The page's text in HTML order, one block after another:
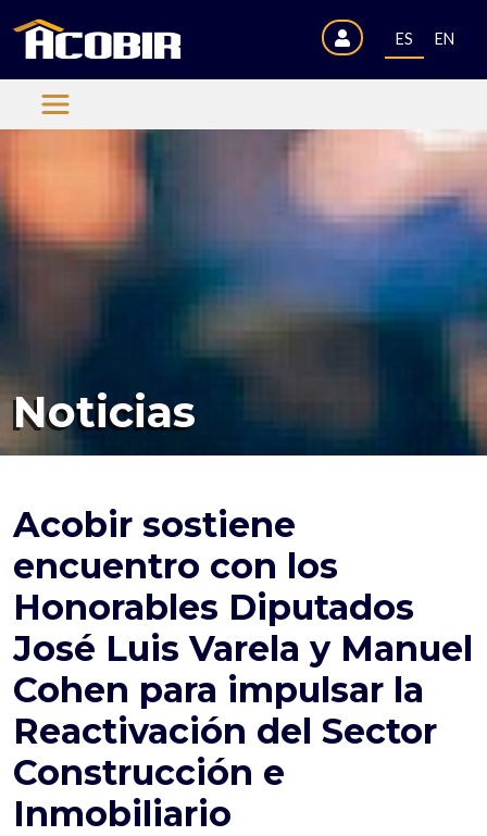
ES EN
Noticias
Acobir sostiene
encuentro con los
Honorables Diputados
José Luis Varela y Manuel
Cohen para impulsar la
Reactivación del Sector
Construcción e
Inmobiliario